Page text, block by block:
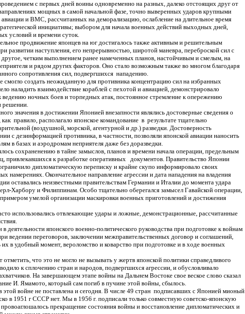
с первых дней воины одновременно на разных, далеко отстоящих друг от
мощных в самой начальной фазе, точно выверенных ударов крупными
и ВМС, рассчитанных на деморализацию, ослабление на длительное время
инициативы; выбором для начала военных действий выходных дней,
условий и времени суток.
продвижение японцев на юг достигалось также активным и решительным
развитии наступления, его непрерывностью, широтой маневра, переброской сил с
другое, четким выполнением ранее намеченных планов, настойчивым и смелым, на
и рядом других факторов. Оно стало возможным также во многом благодаря
сопротивления сил, подвергшихся нападению.
смогло создать неожиданную для противника концентрацию сил на избранных
наладить взаимодействие кораблей с пехотой и авиацией, демонстрировало
ночных боев и торпедных атак, постоянное стремление к опережению
решении.
значения в достижении Японией внезапности являлись достоверные сведения о
правило, располагало японское командование в результате тщательно
(воздушной, морской, агентурной и др.) разведки. Достоверность
с дезинформацией противника, в частности, позволяли японской авиации наносить
в базах и аэродромам неприятеля даже без доразведки.
сохраненению в тайне замыслов, планов и времени начала операции, предельным
привлекавшихся к разработке оперативных документов. Правительство Японии
дипломатическую переписку и крайне скупо информировало своих
намерениях. Окончательное направление агрессии и дата нападения на владения
оставались неизвестными правительствам Германии и Италии до момента удара
Харбору и Филиппинам. Особо тщательно оберегался замысел Гавайской операции,
умелой организации маскировки военных приготовлений и достижения
использовались отвлекающие удары и ложные, демонстрационные, рассчитанные
деятельности японского военно-политического руководства при подготовке к войнам
ведении переговоров, заключении межправительственных договор и соглашений,
их в удобный момент, вероломство и коварство при подготовке и в ходе военных
отметить, что это не могло не вызывать у жертв японской политики справедливого
к сплочению стран и народов, подвергшихся агрессии, и обусловливало
На завершающем этапе войны на Дальнем Востоке свое веское слово сказал
И. Ямамото, который сам погиб в пучине этой войны, сбылось.
этой войне не поставлена и сегодня. В числе 49 стран подписавших с Японией мионый
в 1951 г СССР нет. Мы в 1956 г. подписали только совместную советско-японскую
прекращение состояния войны и восстановление дипломатических и